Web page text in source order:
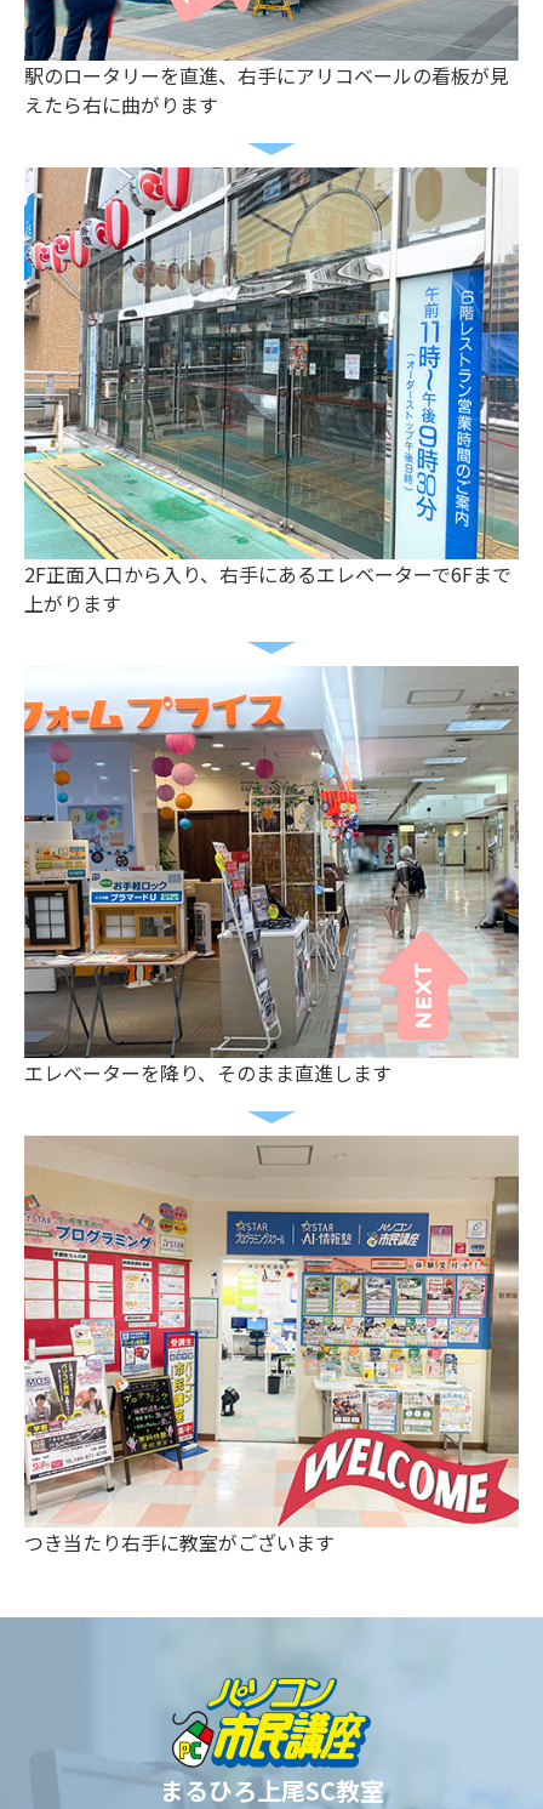
駅のロータリーを直進、右手にアリコベールの看板が見
えたら右に曲がります
2F正面入口から入り、右手にあるエレベーターで6Fまで
上がります
エレベーターを降り、そのまま直進します
つき当たり右手に教室がございます
まるひろ上尾SC教室